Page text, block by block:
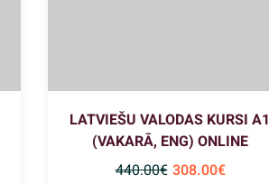
LATVIEŠU VALODAS KURSI A1
(VAKARĀ, ENG) ONLINE
440.00€ 308.00€